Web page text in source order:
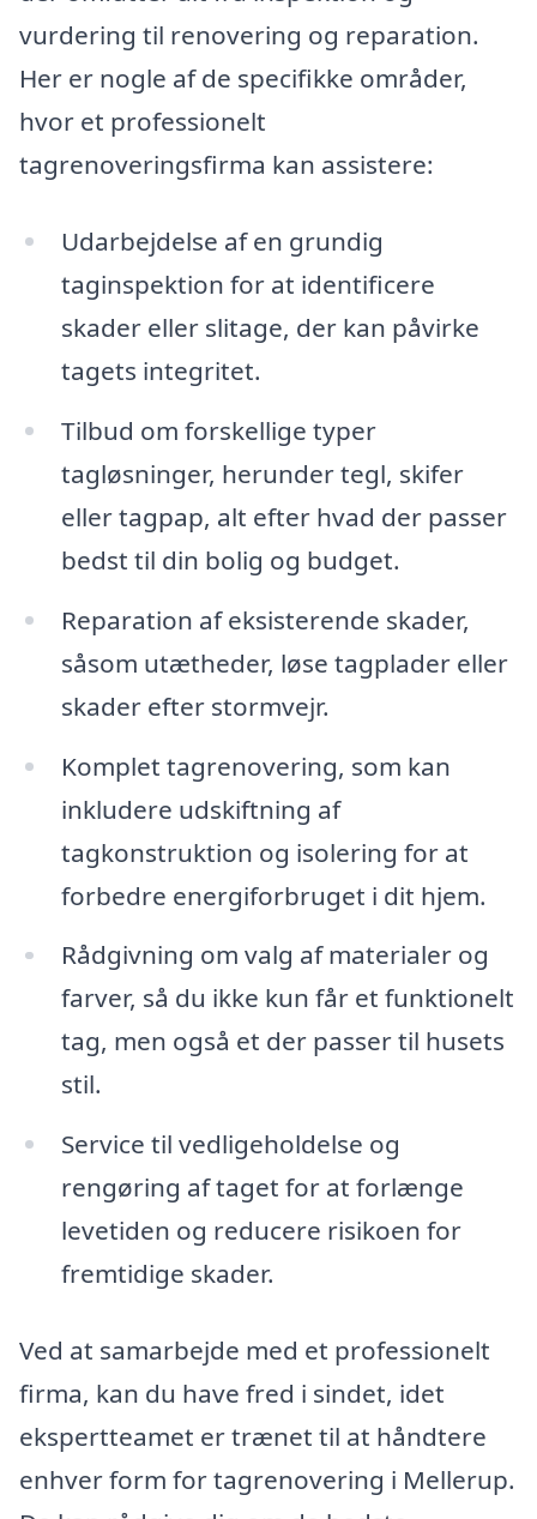
vurdering til renovering og reparation.
Her er nogle af de specifikke områder,
hvor et professionelt
tagrenoveringsfirma kan assistere:
Udarbejdelse af en grundig
taginspektion for at identificere
skader eller slitage, der kan påvirke
tagets integritet.
Tilbud om forskellige typer
tagløsninger, herunder tegl, skifer
eller tagpap, alt efter hvad der passer
bedst til din bolig og budget.
Reparation af eksisterende skader,
såsom utætheder, løse tagplader eller
skader efter stormvejr.
Komplet tagrenovering, som kan
inkludere udskiftning af
tagkonstruktion og isolering for at
forbedre energiforbruget i dit hjem.
Rådgivning om valg af materialer og
farver, så du ikke kun får et funktionelt
tag, men også et der passer til husets
stil.
Service til vedligeholdelse og
rengøring af taget for at forlænge
levetiden og reducere risikoen for
fremtidige skader.
Ved at samarbejde med et professionelt
firma, kan du have fred i sindet, idet
ekspertteamet er trænet til at håndtere
enhver form for tagrenovering i Mellerup.